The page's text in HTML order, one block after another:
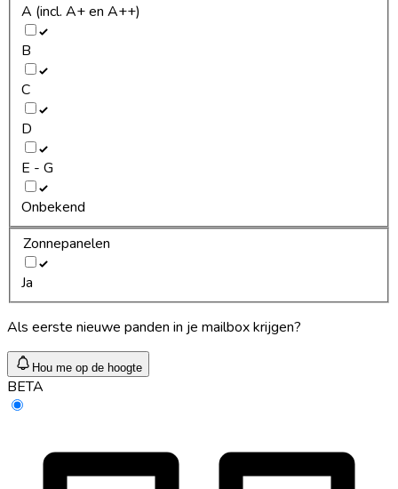
A (incl. A+ en A++)
B
C
D
E - G
Onbekend
Zonnepanelen
Ja
Als eerste nieuwe panden in je mailbox krijgen?
Hou me op de hoogte
BETA